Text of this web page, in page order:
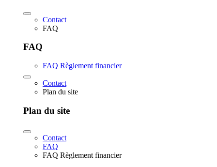
Contact
FAQ
FAQ
FAQ Règlement financier
Contact
Plan du site
Plan du site
Contact
FAQ
FAQ Règlement financier